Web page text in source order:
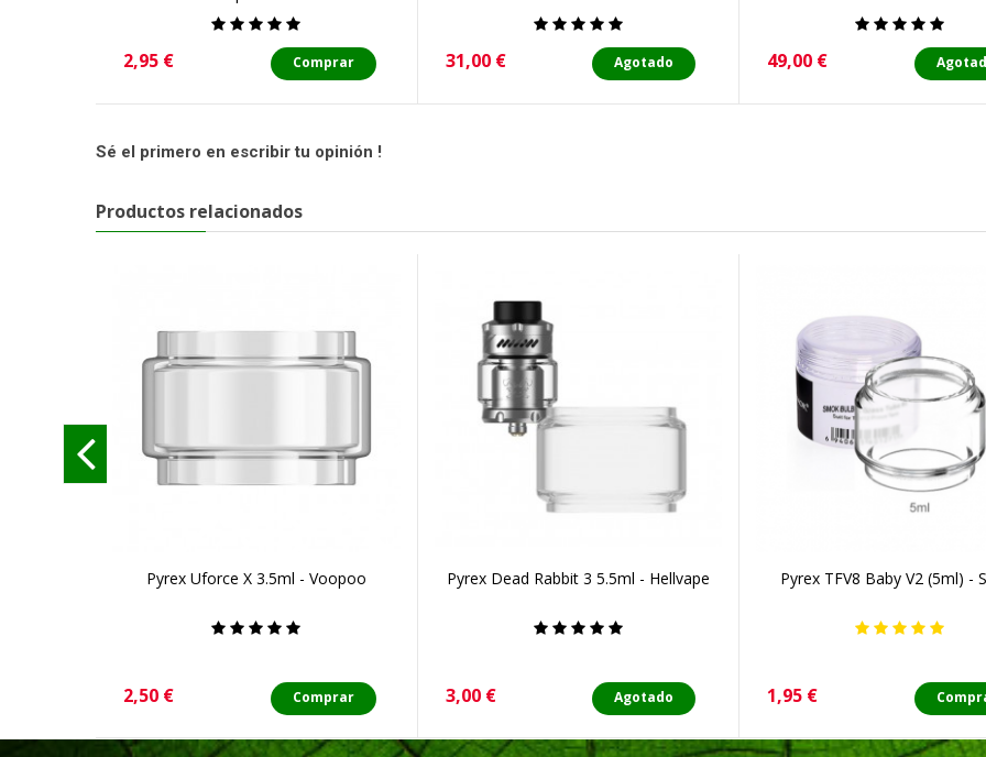
Precio
2,95 € Comprar Precio
31,00 € Agotado Precio
49,00 €
Sé el primero en escribir tu opinión !
Productos relacionados
Pyrex Uforce X 3.5ml - Voopoo
Precio
2,50 € Comprar
Pyrex Dead Rabbit 3 5.5ml - Hellvape
Precio
3,00 € Agotado
Pyrex TFV8 Baby V2 (5ml) -
Precio
1,95 €